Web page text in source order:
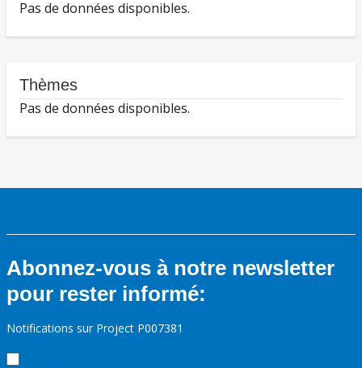
Pas de données disponibles.
Thèmes
Pas de données disponibles.
Abonnez-vous à notre newsletter
pour rester informé:
Notifications sur Project P007381